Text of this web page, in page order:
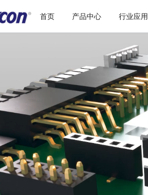
首页 产品中心 行业应用